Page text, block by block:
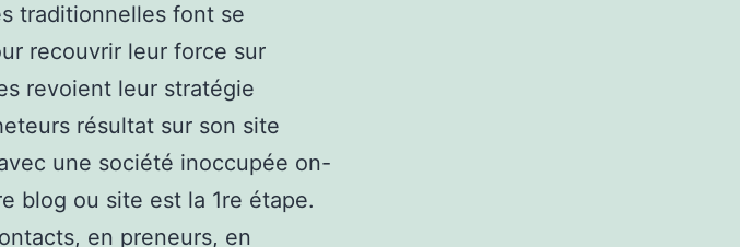
traditionnelles font se
recouvrir leur force sur
revoient leur stratégie
résultat sur son site
une société inoccupée on-
blog ou site est la 1re étape.
en preneurs, en